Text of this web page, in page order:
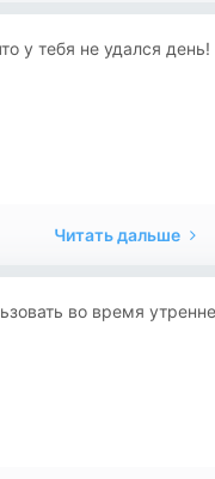
у тебя не удался день!
Читать дальше
во время